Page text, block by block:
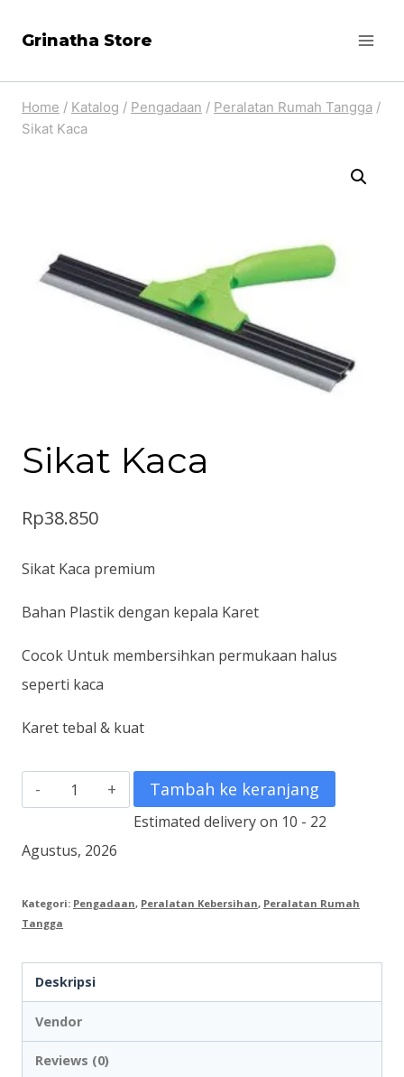
Grinatha Store
Home / Katalog / Pengadaan / Peralatan Rumah Tangga /
Sikat Kaca
Sikat Kaca
Rp38.850
Sikat Kaca premium
Bahan Plastik dengan kepala Karet
Cocok Untuk membersihkan permukaan halus
seperti kaca
Karet tebal & kuat
Kuantitas
Sikat
Kaca
Tambah ke keranjang
Estimated delivery on 10 - 22
Agustus, 2026
Kategori: Pengadaan, Peralatan Kebersihan, Peralatan Rumah
Tangga
Deskripsi
Vendor
Reviews (0)